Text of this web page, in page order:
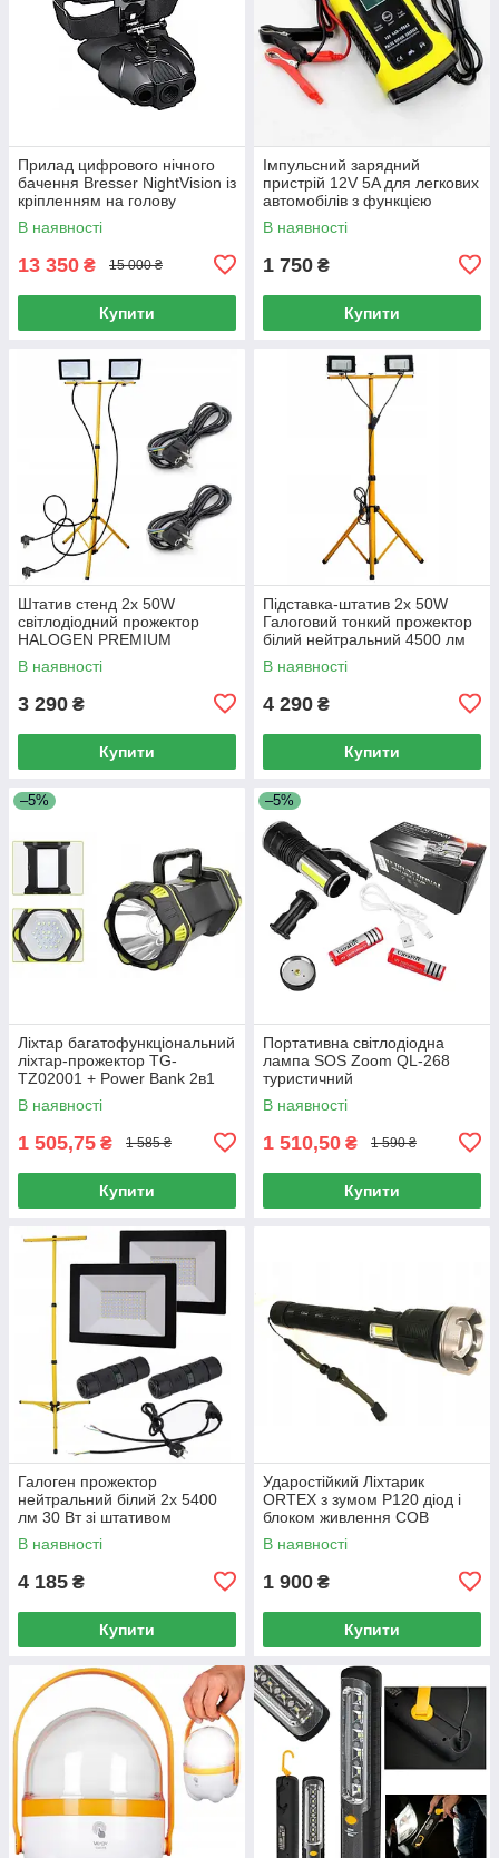
Прилад цифрового нічного
бачення Bresser NightVision із
кріпленням на голову
В наявності
13 350 ₴ 15 000 ₴
Купити
Імпульсний зарядний
пристрій 12V 5A для легкових
автомобілів з функцією
відновлення АКБ
В наявності
1 750 ₴
Купити
Штатив стенд 2x 50W
світлодіодний прожектор
HALOGEN PREMIUM
В наявності
3 290 ₴
Купити
Підставка-штатив 2x 50W
Галоговий тонкий прожектор
білий нейтральний 4500 лм
50 Вт IP66 з вилкою
В наявності
4 290 ₴
Купити
–5%
Ліхтар багатофункціональний
ліхтар-прожектор TG-
TZ02001 + Power Bank 2в1
В наявності
1 505,75 ₴ 1 585 ₴
Купити
–5%
Портативна світлодіодна
лампа SOS Zoom QL-268
туристичний
В наявності
1 510,50 ₴ 1 590 ₴
Купити
Галоген прожектор
нейтральний білий 2х 5400
лм 30 Вт зі штативом
В наявності
4 185 ₴
Купити
Ударостійкий Ліхтарик
ORTEX з зумом P120 діод і
блоком живлення COB
В наявності
1 900 ₴
Купити